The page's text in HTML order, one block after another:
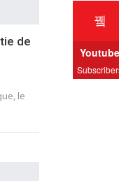
de
le
Youtube